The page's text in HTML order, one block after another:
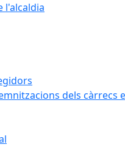
l'alcaldia
dels càrrecs